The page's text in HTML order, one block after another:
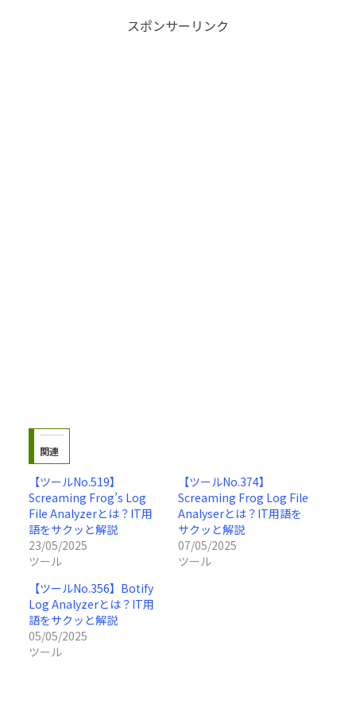
スポンサーリンク
関連
【ツールNo.519】
Screaming Frog’s Log
File Analyzerとは？IT用
語をサクッと解説
23/05/2025
ツール
【ツールNo.374】
Screaming Frog Log File
Analyserとは？IT用語を
サクッと解説
07/05/2025
ツール
【ツールNo.356】Botify
Log Analyzerとは？IT用
語をサクッと解説
05/05/2025
ツール